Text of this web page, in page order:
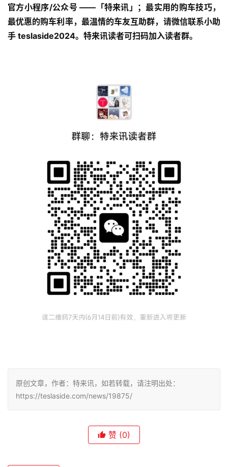
官方小程序/公众号 ——「特来讯」；最实用的购车技巧，
最优惠的购车利率，最温情的车友互助群，请微信联系小助
手 teslaside2024。特来讯读者可扫码加入读者群。
原创文章，作者：特来讯，如若转载，请注明出处：
https://teslaside.com/news/19875/
赞 (0)